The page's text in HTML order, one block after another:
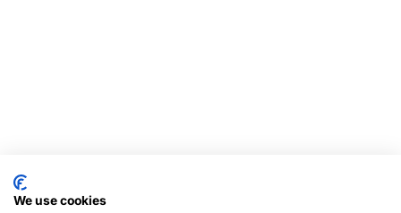
We use cookies